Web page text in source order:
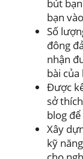
bút
bạn
Số
đông
nhận
bài của
Được
sở
blog
Xây
kỹ